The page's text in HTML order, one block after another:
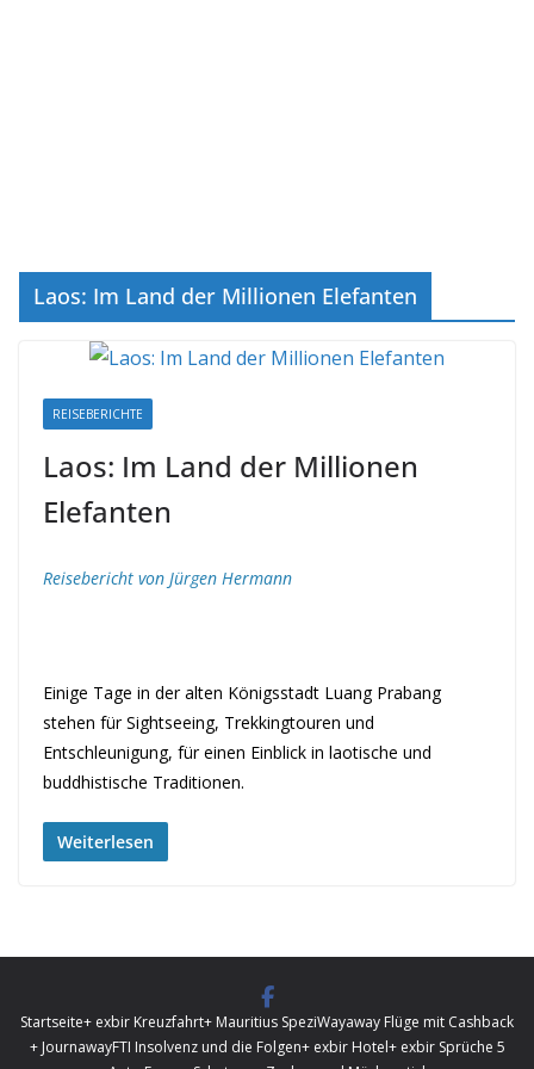
Laos: Im Land der Millionen Elefanten
REISEBERICHTE
Laos: Im Land der Millionen
Elefanten
Reisebericht von Jürgen Hermann
Einige Tage in der alten Königsstadt Luang Prabang
stehen für Sightseeing, Trekkingtouren und
Entschleunigung, für einen Einblick in laotische und
buddhistische Traditionen.
Weiterlesen
Startseite+ exbir Kreuzfahrt+ Mauritius SpeziWayaway Flüge mit Cashback
+ JournawayFTI Insolvenz und die Folgen+ exbir Hotel+ exbir Sprüche 5